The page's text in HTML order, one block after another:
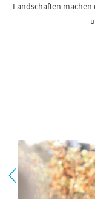
Landschaften